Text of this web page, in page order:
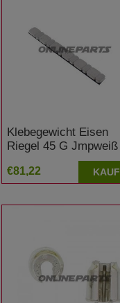
Klebegewicht Eisen
Riegel 45 G
2.5 Gramm Inhalt 15
€81,22